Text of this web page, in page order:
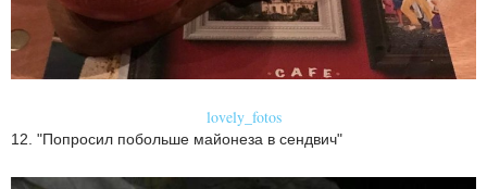
lovely_fotos
12. "Попросил побольше майонеза в сендвич"